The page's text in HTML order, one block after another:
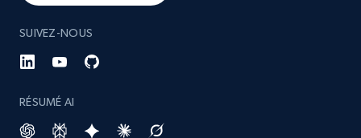
SUIVEZ-NOUS
RÉSUMÉ AI